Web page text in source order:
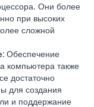
Они более
при высоких
сложной
Обеспечение
компьютера также
достаточно
для создания
и поддержание